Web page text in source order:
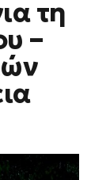
τη
–